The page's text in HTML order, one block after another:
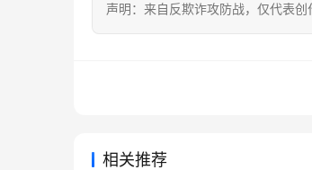
声明：来自反欺诈攻防战，仅代表创
相关推荐